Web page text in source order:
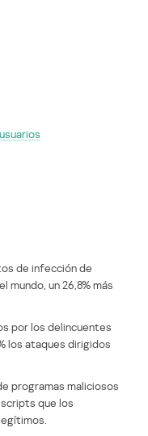
de infección de
un 26,8% más
por los delincuentes
los ataques dirigidos
programas maliciosos
que los